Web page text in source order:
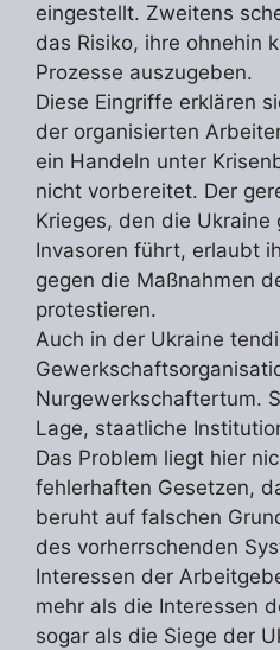
eingestellt. Zweitens
das Risiko, ihre ohnehin
Prozesse auszugeben.
Diese Eingriffe erklären
der organisierten
ein Handeln unter
nicht vorbereitet. Der
Krieges, den die Ukraine
Invasoren führt, erlaubt
gegen die Maßnahmen
protestieren.
Auch in der Ukraine
Nurgewerkschaftertum.
Lage, staatliche
Das Problem liegt hier
fehlerhaften Gesetzen,
beruht auf falschen
des vorherrschenden
Interessen der
mehr als die Interessen
sogar als die Siege der